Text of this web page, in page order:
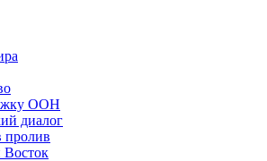
ООН
диалог
пролив